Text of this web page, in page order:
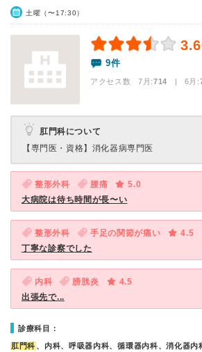
土曜（〜17:30）
9件
アクセス数 7月:714 | 6月:
肛門科について
【専門医・資格】 消化器病専門医
整形外科 腰痛
5.0
大病院は待ち時間が長〜い
整形外科 手足の関節が痛い
4.5
丁寧な診察でした
内科 膀胱炎
4.5
出張先で...
診療科目：
肛門科 、内科、呼吸器内科、循環器内科、消化器